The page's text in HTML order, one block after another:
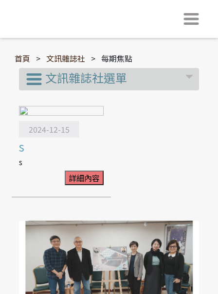
首頁 > 文訊雜誌社 > 每期焦點
文訊雜誌社選單
2024-12-15
s
s
詳細內容